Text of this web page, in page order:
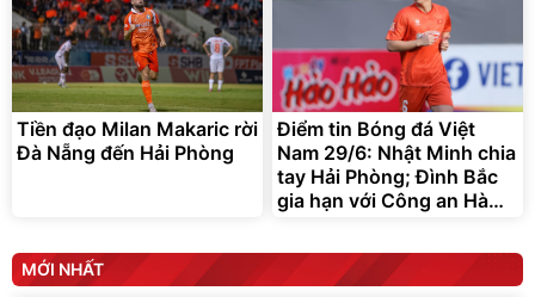
Tiền đạo Milan Makaric rời
Đà Nẵng đến Hải Phòng
Điểm tin Bóng đá Việt
Nam 29/6: Nhật Minh chia
tay Hải Phòng; Đình Bắc
gia hạn với Công an Hà
MỚI NHẤT